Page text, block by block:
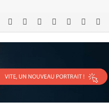
RSS Facebook LinkedinYouTube